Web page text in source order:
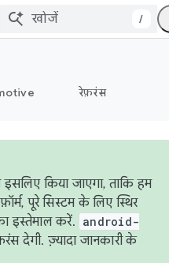
/
रेफ़रंस
किया जाएगा, ताकि हम
पूरे सिस्टम के लिए स्थिर
इस्तेमाल करें. android-
देगी. ज़्यादा जानकारी के